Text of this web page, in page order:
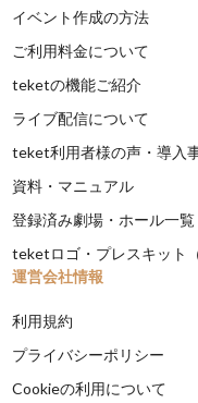
イベント作成の方法
ご利用料金について
teketの機能ご紹介
ライブ配信について
teket利用者様の声・導入
資料・マニュアル
登録済み劇場・ホール一覧
teketロゴ・プレスキット
運営会社情報
利用規約
プライバシーポリシー
Cookieの利用について